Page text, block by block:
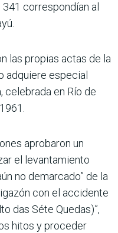
correspondían al
las propias actas de la
adquiere especial
celebrada en Río de
aprobaron un
el levantamiento
no demarcado” de la
con el accidente
das Séte Quedas)”,
hitos y proceder